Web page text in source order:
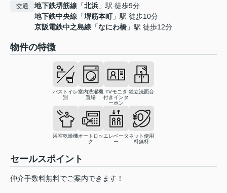
交通 地下鉄堺筋線 「北浜 」駅 徒歩9分
地下鉄中央線 「堺筋本町」駅 徒歩10分
京阪電鉄中之島線 「なにわ橋 」駅 徒歩12分
物件の特徴
バストイレ
別
室内洗濯機
置場
TVモニタ
付きインタ
ーホン
独立洗面台
浴室乾燥機オートロッ
ク
エレベータ
ー
ネット使用
料無料
セールスポイント
仲介手数料無料でご案内できます！